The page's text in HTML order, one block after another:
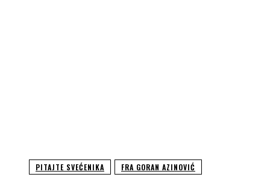
PITAJTE SVEĆENIKA FRA GORAN AZINOVIĆ